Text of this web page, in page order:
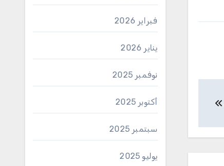
فبراير 2026
يناير 2026
نوفمبر 2025
أكتوبر 2025
سبتمبر 2025
يوليو 2025